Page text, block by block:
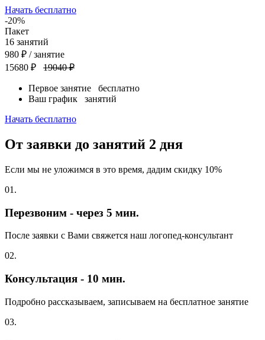
Начать бесплатно
-20%
Пакет
16 занятий
980 ₽ / занятие
15680 ₽
19040 ₽
Первое занятие бесплатно
Ваш график занятий
Начать бесплатно
От заявки до занятий 2 дня
Если мы не уложимся в это время, дадим скидку 10%
01.
Перезвоним - через 5 мин.
После заявки с Вами свяжется наш логопед-консультант
02.
Консультация - 10 мин.
Подробно рассказываем, записываем на бесплатное занятие
03.